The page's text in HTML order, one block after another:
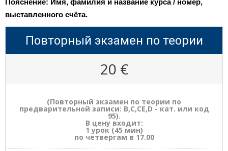
Пояснение: Имя, фамилия и название курса / номер,
выставленного счёта.
Повторный экзамен по теории
20 €
(Повторный экзамен по теории по
предварительной записи: B,C,CE,D - кат. или код
95).
В цену входит:
1 урок (45 мин)
по четвергам в 17.00